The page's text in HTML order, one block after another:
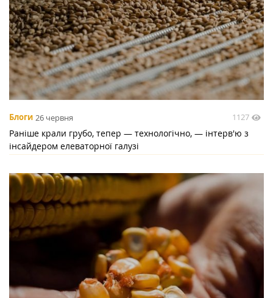
Блоги 26 червня 1127
Раніше крали грубо, тепер — технологічно, — інтерв'ю з
інсайдером елеваторної галузі